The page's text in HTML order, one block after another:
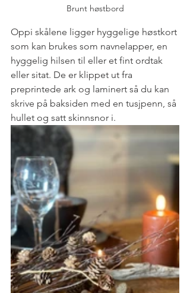
Brunt høstbord
Oppi skålene ligger hyggelige høstkort
som kan brukes som navnelapper, en
hyggelig hilsen til eller et fint ordtak
eller sitat. De er klippet ut fra
preprintede ark og laminert så du kan
skrive på baksiden med en tusjpenn, så
hullet og satt skinnsnor i.